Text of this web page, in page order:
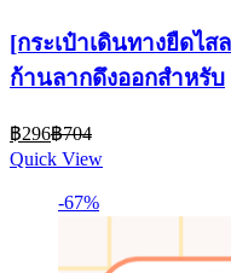
[กระเป๋าเดินทางยืดไส
ก้านลากดึงออกสําหรับ
฿296Current
price
is:
฿296.
฿704
was:
฿704.
Quick View
-67%